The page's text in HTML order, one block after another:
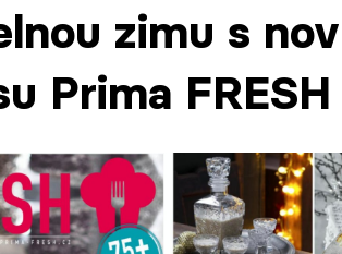
zimu s
Prima FRESH